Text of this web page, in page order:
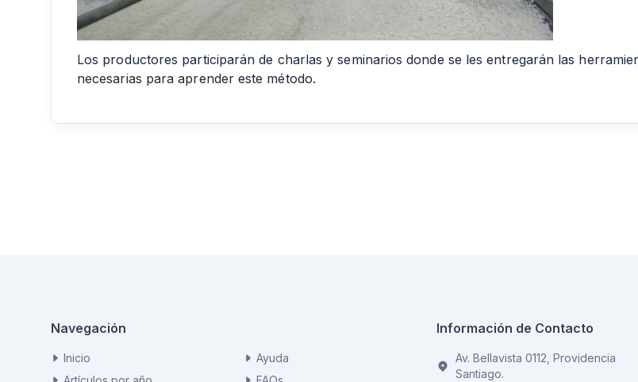
Los productores participarán de charlas y seminarios donde se les entregarán las
necesarias para aprender este método.
Navegación
Inicio
Ayuda
Información de Contacto
Av. Bellavista 0112, Providencia
Santiago.